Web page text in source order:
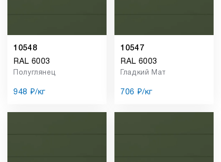
10548
RAL 6003
Полуглянец
948 ₽/кг
10547
RAL 6003
Гладкий Мат
706 ₽/кг